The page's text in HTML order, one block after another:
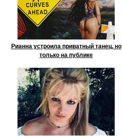
Рианна устроила приватный танец, но
только на публике